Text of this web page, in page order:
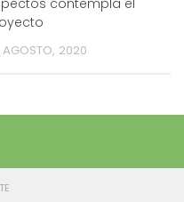
2020